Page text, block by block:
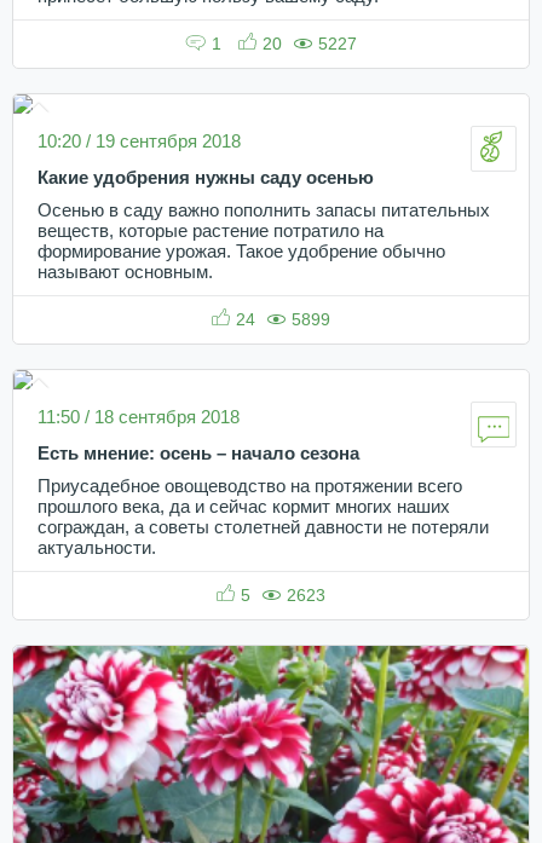
1 20 5227
10:20 / 19 сентября 2018
Какие удобрения нужны саду осенью
Осенью в саду важно пополнить запасы питательных
веществ, которые растение потратило на
формирование урожая. Такое удобрение обычно
называют основным.
24 5899
11:50 / 18 сентября 2018
Есть мнение: осень – начало сезона
Приусадебное овощеводство на протяжении всего
прошлого века, да и сейчас кормит многих наших
сограждан, а советы столетней давности не потеряли
актуальности.
5 2623